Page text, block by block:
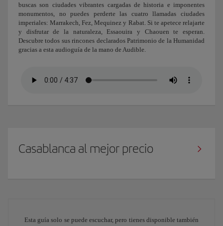
buscas son ciudades vibrantes cargadas de historia e imponentes
monumentos, no puedes perderte las cuatro llamadas ciudades
imperiales: Marrakech, Fez, Mequinez y Rabat. Si te apetece relajarte
y disfrutar de la naturaleza, Essaouira y Chaouen te esperan.
Descubre todos sus rincones declarados Patrimonio de la Humanidad
gracias a esta audioguía de la mano de Audible.
Casablanca al mejor precio
Esta guía solo se puede escuchar, pero tienes disponible también